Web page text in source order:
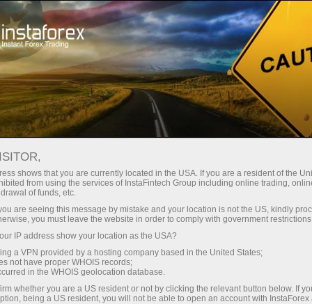
从外汇经纪商的角度反观您的理财之路
从外汇经纪商的角度反观您的理
财之路
Open trading account
Open demo account
shows that you are currently located in the USA. If you are a resident of the
from using the services of InstaFintech Group including online trading,
of funds, etc.
are seeing this message by mistake and your location is not the US, kindly
you must leave the website in order to comply with government
IP address show your location as the USA?
a VPN provided by a hosting company based in the United States;
not have proper WHOIS records;
in the WHOIS geolocation database.
whether you are a US resident or not by clicking the relevant button below. If
being a US resident, you will not be able to open an account with InstaForex